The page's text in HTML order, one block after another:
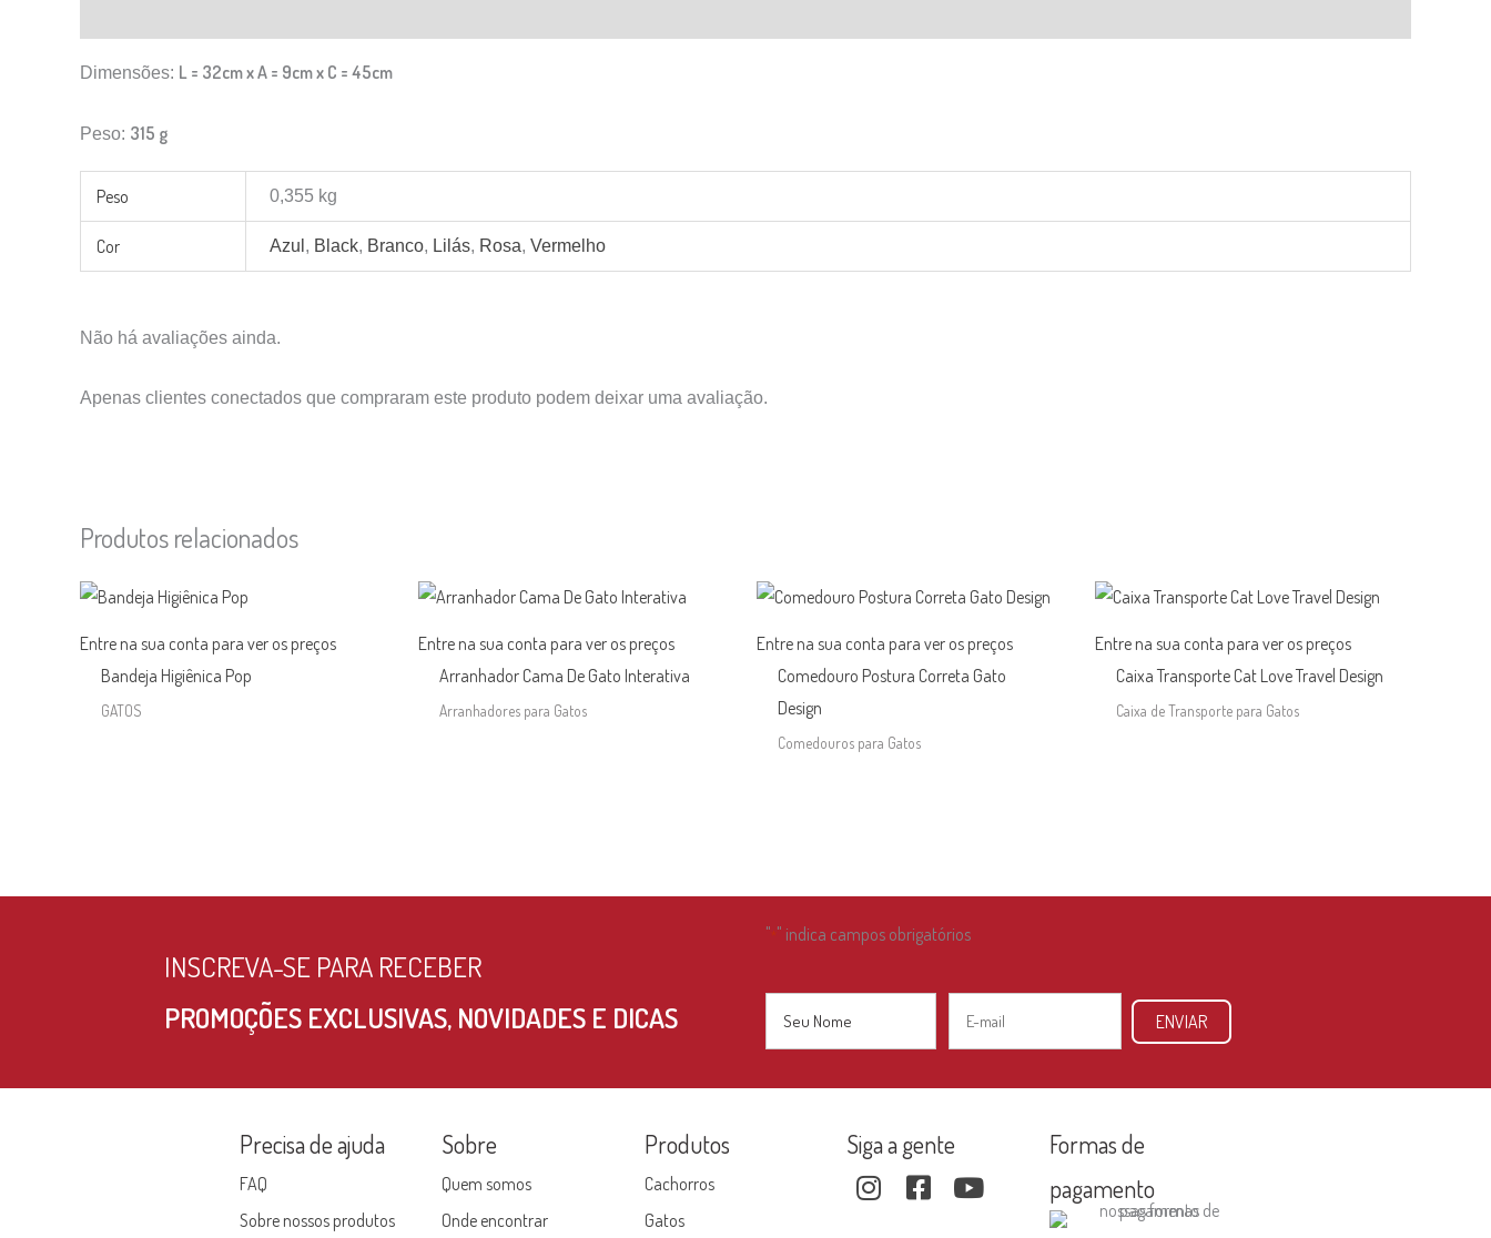
Dimensões: L = 32cm x A = 9cm x C = 45cm
Peso: 315 g
Peso 0,355 kg
Cor Azul , Black, Branco, Lilás, Rosa,Vermelho
Não há avaliações ainda.
Apenas clientes conectados que compraram este produto podem deixar uma avaliação.
Produtos relacionados
Entre na sua conta para ver os preços
Bandeja Higiênica Pop
GATOS
Entre na sua conta para ver os preços
Arranhador Cama De Gato Interativa
Arranhadores para Gatos
Entre na sua conta para ver os preços
Comedouro Postura Correta Gato
Design
Comedouros para Gatos
Entre na sua conta para ver os preços
Caixa Transporte Cat Love Travel Design
Caixa de Transporte para Gatos
INSCREVA-SE PARA RECEBER
PROMOÇÕES EXCLUSIVAS, NOVIDADES E DICAS
"*" indica campos obrigatórios
Nome
Nome
E-
mail
ENVIAR
Precisa de ajuda
FAQ
Sobre nossos produtos
Sobre
Quem somos
Onde encontrar
Produtos
Cachorros
Gatos
Siga a gente
Formas de
pagamento